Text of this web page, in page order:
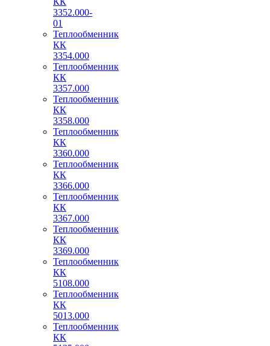
3352.000-
01
Теплообменник
КК
3354.000
Теплообменник
КК
3357.000
Теплообменник
КК
3358.000
Теплообменник
КК
3360.000
Теплообменник
КК
3366.000
Теплообменник
КК
3367.000
Теплообменник
КК
3369.000
Теплообменник
КК
5108.000
Теплообменник
КК
5013.000
Теплообменник
КК